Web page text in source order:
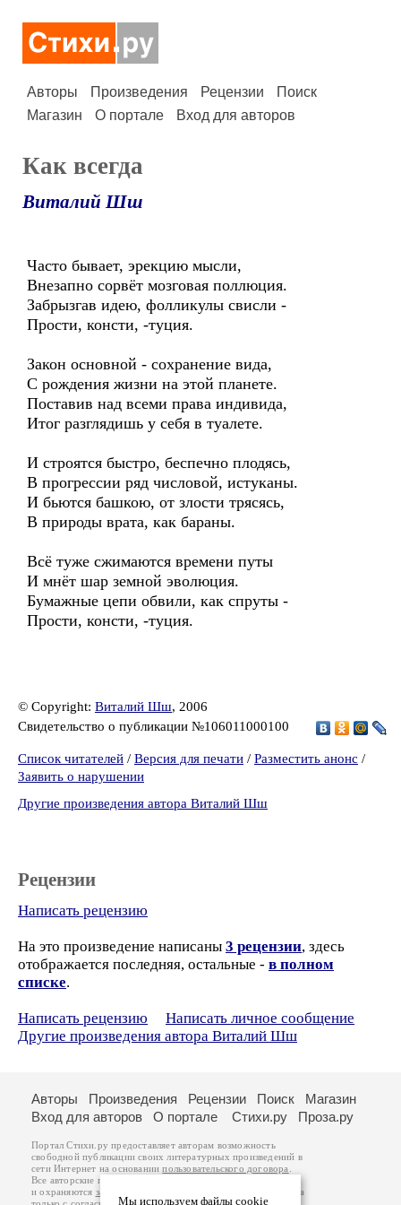
Авторы Произведения Рецензии
Поиск
Магазин
О портале Вход для авторов
Как всегда
Виталий Шш
Часто бывает, эрекцию мысли,
Внезапно сорвёт мозговая поллюция.
Забрызгав идею, фолликулы свисли -
Прости, консти, -туция.
Закон основной - сохранение вида,
С рождения жизни на этой планете.
Поставив над всеми права индивида,
Итог разглядишь у себя в туалете.
И строятся быстро, беспечно плодясь,
В прогрессии ряд числовой, истуканы.
И бьются башкою, от злости трясясь,
В природы врата, как бараны.
Всё туже сжимаются времени путы
И мнёт шар земной эволюция.
Бумажные цепи обвили, как спруты -
Прости, консти, -туция.
© Copyright: Виталий Шш, 2006
Свидетельство о публикации №106011000100
Список читателей / Версия для печати / Разместить анонс /
Заявить о нарушении
Другие произведения автора Виталий Шш
Рецензии
Написать рецензию
На это произведение написаны 3 рецензии, здесь
отображается последняя, остальные - в полном
списке.
Написать рецензию
Написать личное сообщение
Другие произведения автора Виталий Шш
Мы используем файлы cookie
Авторы Произведения Рецензии Поиск
Магазин
Вход для авторов
О портале Стихи.ру Проза.ру
Портал Стихи.ру предоставляет авторам возможность
свободной публикации своих литературных произведений в
сети Интернет на основаниипользовательского договора
Все авторские права на произведения принадлежат авторам
и охраняются законом
. Перепечатка произведений возможна